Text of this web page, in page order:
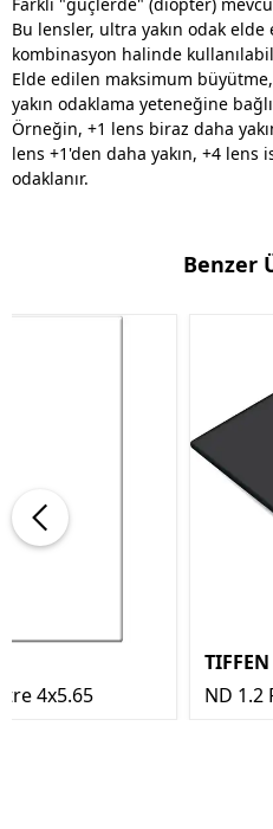
Bu lensler, ultra yakın odak elde
kombinasyon halinde
Elde edilen maksimum
yakın odaklama yeteneğine
Örneğin, +1 lens biraz daha
lens +1'den daha yakın, +4 lens
odaklanır.
Benzer
4x5.65
TIFFEN
ND 1.2